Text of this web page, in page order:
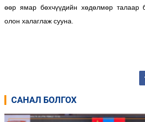
өөр ямар бөхчүүдийн хөдөлмөр талаар
олон халаглаж сууна.
САНАЛ БОЛГОХ